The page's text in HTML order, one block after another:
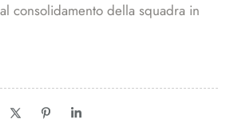
consolidamento della squadra in